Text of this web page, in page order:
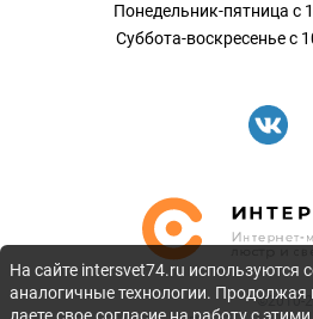
Понедельник-пятница с
Суббота-воскресенье с
©2010-
На сайте intersvet74.ru используются
аналогичные технологии. Продолжая